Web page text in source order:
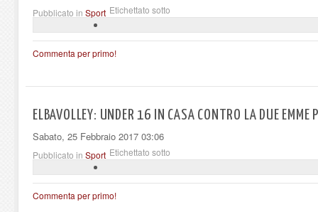
Pubblicato in Sport Etichettato sotto
Commenta per primo!
ELBAVOLLEY: UNDER 16 IN CASA CONTRO LA DUE EMME
Sabato, 25 Febbraio 2017 03:06
Pubblicato in Sport Etichettato sotto
Commenta per primo!